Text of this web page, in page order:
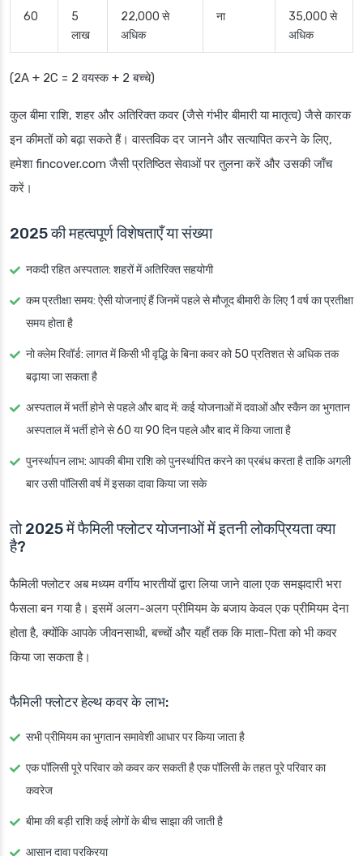
60
5
लाख
22,000 से
अधिक
ना
35,000 से
अधिक
(2A + 2C = 2 वयस्क + 2 बच्चे)
कुल बीमा राशि, शहर और अतिरिक्त कवर (जैसे गंभीर बीमारी या मातृत्व) जैसे कारक
इन कीमतों को बढ़ा सकते हैं। वास्तविक दर जानने और सत्यापित करने के लिए,
हमेशा fincover.com जैसी प्रतिष्ठित सेवाओं पर तुलना करें और उसकी जाँच
करें।
2025 की महत्वपूर्ण विशेषताएँ या संख्या
नकदी रहित अस्पताल: शहरों में अतिरिक्त सहयोगी
कम प्रतीक्षा समय: ऐसी योजनाएं हैं जिनमें पहले से मौजूद बीमारी के लिए 1 वर्ष का प्रतीक्षा
समय होता है
नो क्लेम रिवॉर्ड: लागत में किसी भी वृद्धि के बिना कवर को 50 प्रतिशत से अधिक तक
बढ़ाया जा सकता है
अस्पताल में भर्ती होने से पहले और बाद में: कई योजनाओं में दवाओं और स्कैन का भुगतान
अस्पताल में भर्ती होने से 60 या 90 दिन पहले और बाद में किया जाता है
पुनर्स्थापन लाभ: आपकी बीमा राशि को पुनर्स्थापित करने का प्रबंध करता है ताकि अगली
बार उसी पॉलिसी वर्ष में इसका दावा किया जा सके
तो 2025 में फैमिली फ्लोटर योजनाओं में इतनी लोकप्रियता क्या
है?
फैमिली फ्लोटर अब मध्यम वर्गीय भारतीयों द्वारा लिया जाने वाला एक समझदारी भरा
फैसला बन गया है। इसमें अलग-अलग प्रीमियम के बजाय केवल एक प्रीमियम देना
होता है, क्योंकि आपके जीवनसाथी, बच्चों और यहाँ तक कि माता-पिता को भी कवर
किया जा सकता है।
फैमिली फ्लोटर हेल्थ कवर के लाभ:
सभी प्रीमियम का भुगतान समावेशी आधार पर किया जाता है
एक पॉलिसी पूरे परिवार को कवर कर सकती है एक पॉलिसी के तहत पूरे परिवार का
कवरेज
बीमा की बड़ी राशि कई लोगों के बीच साझा की जाती है
आसान दावा प्रक्रिया